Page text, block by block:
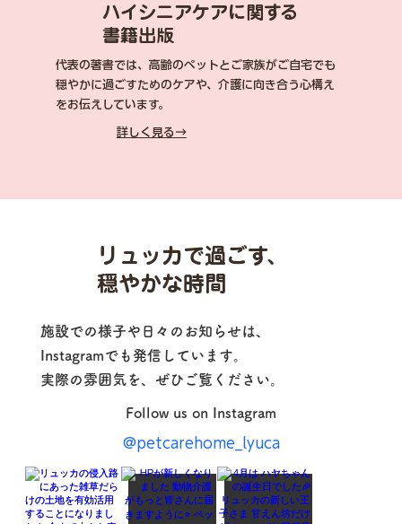
ハイシニアケアに関する
書籍出版
代表の著書では、高齢のペットとご家族がご自宅でも
穏やかに過ごすためのケアや、介護に向き合う心構え
をお伝えしています。
​詳しく見る→
リュッカで過ごす、
穏やかな時間
施設での様子や日々のお知らせは、
Instagramでも発信しています。
実際の雰囲気を、ぜひご覧ください。
Follow us on Instagram
@petcarehome_lyuca